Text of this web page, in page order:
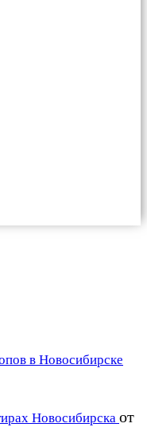
в Новосибирске
Новосибирска от